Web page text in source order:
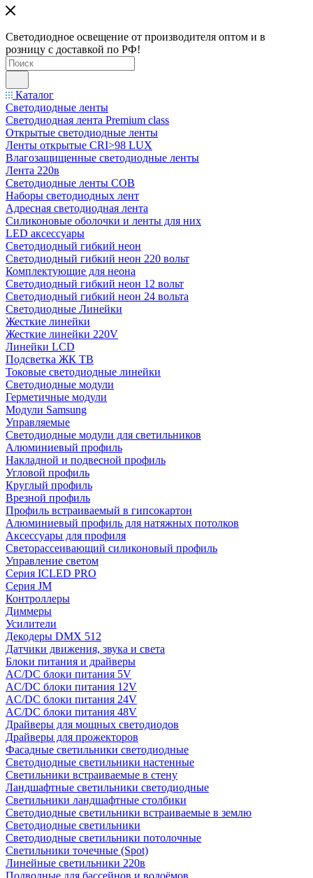
Светодиодное освещение от производителя оптом и в
розницу с доставкой по РФ!
Каталог
Светодиодные ленты
Светодиодная лента Premium class
Открытые светодиодные ленты
Ленты открытые CRI>98 LUX
Влагозащищенные светодиодные ленты
Лента 220в
Светодиодные ленты COB
Наборы светодиодных лент
Адресная светодиодная лента
Силиконовые оболочки и ленты для них
LED аксессуары
Светодиодный гибкий неон
Светодиодный гибкий неон 220 вольт
Комплектующие для неона
Светодиодный гибкий неон 12 вольт
Светодиодный гибкий неон 24 вольта
Светодиодные Линейки
Жесткие линейки
Жесткие линейки 220V
Линейки LCD
Подсветка ЖК ТВ
Токовые светодиодные линейки
Светодиодные модули
Герметичные модули
Модули Samsung
Управляемые
Светодиодные модули для светильников
Алюминиевый профиль
Накладной и подвесной профиль
Угловой профиль
Круглый профиль
Врезной профиль
Профиль встраиваемый в гипсокартон
Алюминиевый профиль для натяжных потолков
Аксессуары для профиля
Светорассеивающий силиконовый профиль
Управление светом
Серия ICLED PRO
Серия JM
Контроллеры
Диммеры
Усилители
Декодеры DMX 512
Датчики движения, звука и света
Блоки питания и драйверы
AC/DC блоки питания 5V
AC/DC блоки питания 12V
AC/DC блоки питания 24V
AC/DC блоки питания 48V
Драйверы для мощных светодиодов
Драйверы для прожекторов
Фасадные светильники светодиодные
Светодиодные светильники настенные
Светильники встраиваемые в стену
Ландшафтные светильники светодиодные
Светильники ландшафтные столбики
Светодиодные светильники встраиваемые в землю
Светодиодные светильники
Светодиодные светильники потолочные
Светильники точечные (Spot)
Линейные светильники 220в
Подводные для бассейнов и водоёмов